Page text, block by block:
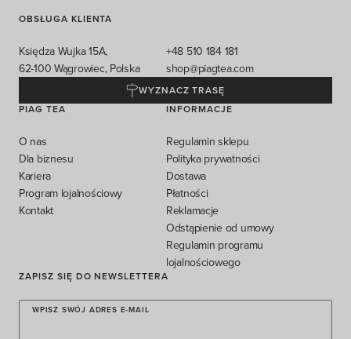
OBSŁUGA KLIENTA
Księdza Wujka 15A,
62-100 Wągrowiec, Polska
+48 510 184 181
shop@piagtea.com
WYZNACZ TRASĘ
PIAG TEA
O nas
Dla biznesu
Kariera
Program lojalnościowy
Kontakt
INFORMACJE
Regulamin sklepu
Polityka prywatności
Dostawa
Płatności
Reklamacje
Odstąpienie od umowy
Regulamin programu
lojalnościowego
ZAPISZ SIĘ DO NEWSLETTERA
WPISZ SWÓJ ADRES E-MAIL